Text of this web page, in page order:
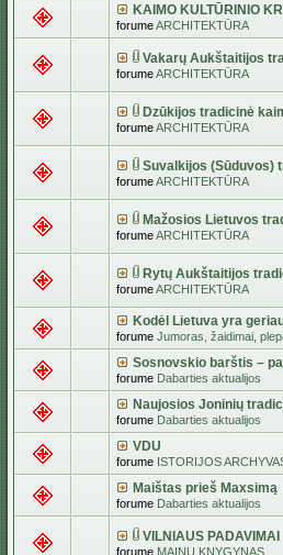
KAIMO KULTŪRINIO
forumeARCHITEKTŪRA
Vakarų Aukštaitijos
forumeARCHITEKTŪRA
Dzūkijos tradicinė
forumeARCHITEKTŪRA
Suvalkijos (Sūduvos)
forumeARCHITEKTŪRA
Mažosios Lietuvos
forumeARCHITEKTŪRA
Rytų Aukštaitijos
forumeARCHITEKTŪRA
Kodėl Lietuva yra
forume Jumoras, žaidimai,
Sosnovskio barštis –
forume Dabarties aktualijos
Naujosios Joninių
forume Dabarties aktualijos
VDU
forume ISTORIJOS
Maištas prieš Maxsimą
forume Dabarties aktualijos
VILNIAUS PADAVIMAI
forume MAINŲ KNYGYNAS